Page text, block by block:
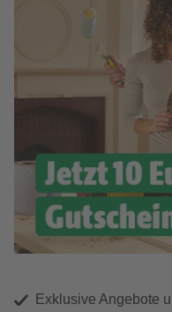
Exklusive Angebote